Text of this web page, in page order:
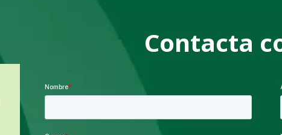
Contacta